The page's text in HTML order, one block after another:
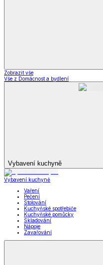
Zobrazit vše
Vše z Domácnost a bydlení
Vybavení kuchyně
Vybavení kuchyně
Vaření
Pečení
Stolování
Kuchyňské spotřebiče
Kuchyňské pomůcky
Skladování
Nápoje
Zavařování